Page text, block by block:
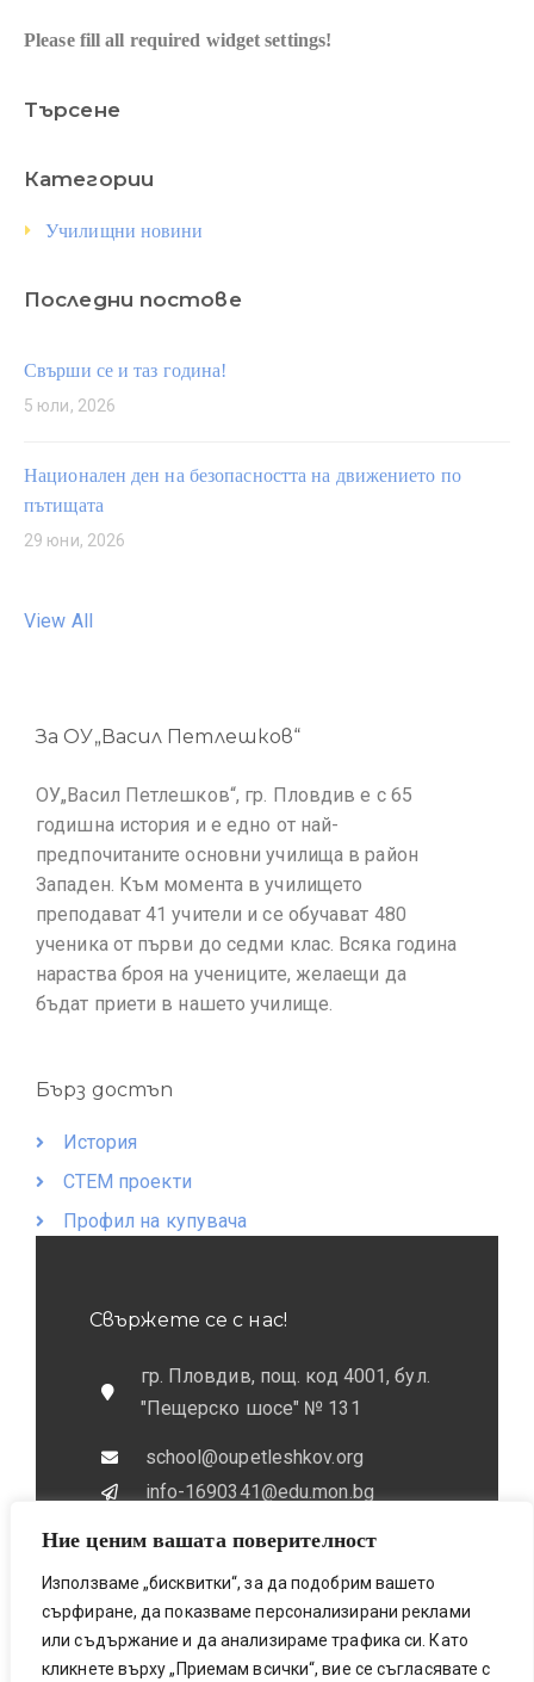
Ние ценим вашата поверителност
Използваме „бисквитки“, за да подобрим вашето
сърфиране, да показваме персонализирани реклами
или съдържание и да анализираме трафика си. Като
кликнете върху „Приемам всички“, вие се съгласявате с
Please fill all required widget settings!
Търсене
Категории
Училищни новини
Последни постове
Свърши се и таз година!
5 юли, 2026
Национален ден на безопасността на движението по
пътищата
29 юни, 2026
View All
За ОУ„Васил Петлешков“
ОУ„Васил Петлешков“, гр. Пловдив е с 65
годишна история и е едно от най-
предпочитаните основни училища в район
Западен. Към момента в училището
преподават 41 учители и се обучават 480
ученика от първи до седми клас. Всяка година
нараства броя на учениците, желаещи да
бъдат приети в нашето училище.
Бърз достъп
История
СТЕМ проекти
Профил на купувача
Свържете се с нас!
гр. Пловдив, пощ. код 4001, бул.
"Пещерско шосе" № 131
school@oupetleshkov.org
info-1690341@edu.mon.bg
032 / 643 673
0884 / 787772